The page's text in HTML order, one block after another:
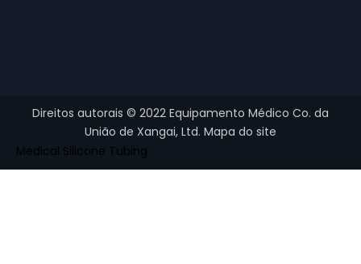
Direitos autorais © 2022 Equipamento Médico Co. da
União de Xangai, Ltd. Mapa do site
Medical Silicone Tubing